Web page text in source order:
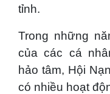
tỉnh.
Trong những
của các cá
hảo tâm, Hội
có nhiều hoạt